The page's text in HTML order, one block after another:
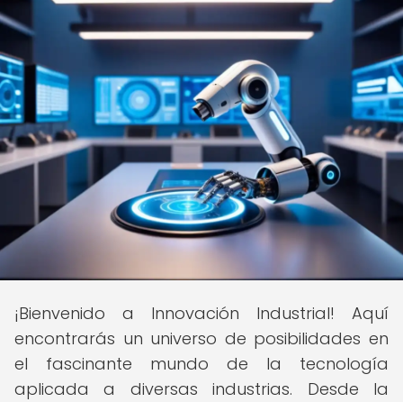
¡Bienvenido a Innovación Industrial! Aquí
encontrarás un universo de posibilidades en
el fascinante mundo de la tecnología
aplicada a diversas industrias. Desde la